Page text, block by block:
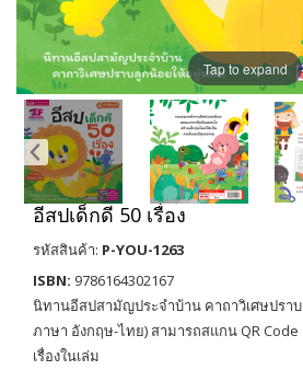
Tap to expand
อีสปเด็กดี 50 เรื่อง
รหัสสินค้า: P-YOU-1263
ISBN: 9786164302167
นิทานอีสปสามัญประจำบ้าน คาถาวิเศษปรา
ภาษา อังกฤษ-ไทย) สามารถสแกน QR Code
เรื่องในเล่ม